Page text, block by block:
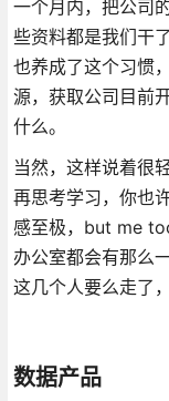
一个月内，把公司
些资料都是我们干
也养成了这个习惯
源，获取公司目前
什么。
当然，这样说着很
再思考学习，你也
感至极，but me
办公室都会有那么
这几个人要么走了
数据产品